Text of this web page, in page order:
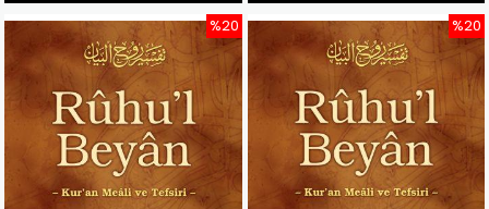
%20 %20